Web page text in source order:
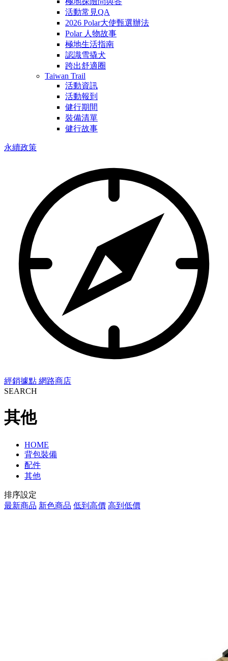
活動常見QA
2026 Polar大使甄選辦法
Polar 人物故事
極地生活指南
認識雪撬犬
跨出舒適圈
Taiwan Trail
活動資訊
活動報到
健行期間
裝備清單
健行故事
永續政策
經銷據點 網路商店
SEARCH
其他
HOME
背包裝備
配件
其他
排序設定
最新商品 新色商品 低到高價 高到低價